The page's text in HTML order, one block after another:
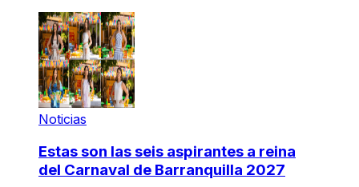
Noticias
Estas son las seis aspirantes a reina
del Carnaval de Barranquilla 2027